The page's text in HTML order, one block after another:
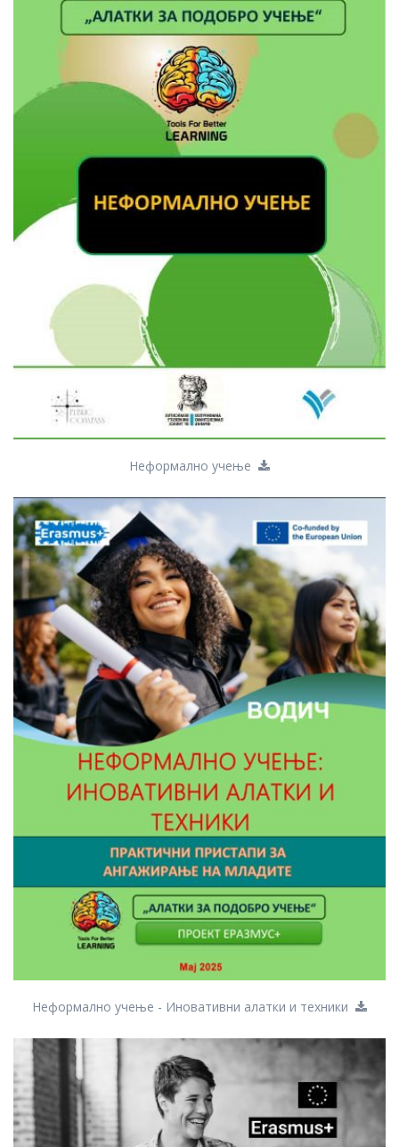
Неформално учење
Неформално учење - Иновативни алатки и техники